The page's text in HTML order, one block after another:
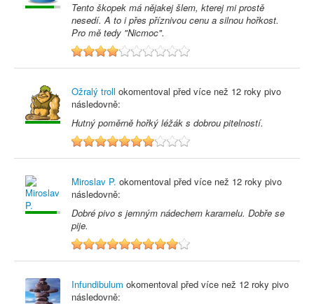
Tento škopek má nějakej šlem, kterej mi prostě
nesedí. A to i přes příznivou cenu a silnou hořkost.
Pro mě tedy "Nicmoc".
4
Ožralý troll okomentoval před více než 12 roky pivo
následovně:
Hutný poměrně hořký léžák s dobrou pitelností.
7
Miroslav P. okomentoval před více než 12 roky pivo
následovně:
Dobré pivo s jemným nádechem karamelu. Dobře se
pije.
9
Infundibulum okomentoval před více než 12 roky pivo
následovně: